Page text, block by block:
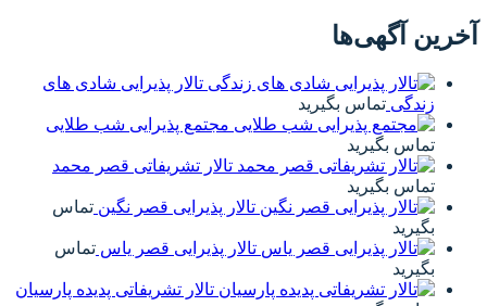
آگهی‌ها
تالار پذیرایی شادی های
تماس بگیرید
مجتمع پذیرایی شب طلایی
بگیرید
تالار تشریفاتی قصر محمد
بگیرید
تالار پذیرایی قصر نگینتماس
تالار پذیرایی قصر یاستماس
تالار تشریفاتی پدیده پارسیان